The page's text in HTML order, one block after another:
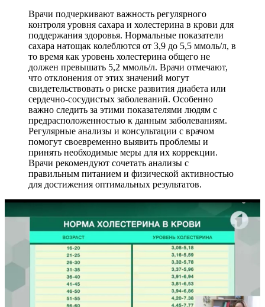
Врачи подчеркивают важность регулярного
контроля уровня сахара и холестерина в крови для
поддержания здоровья. Нормальные показатели
сахара натощак колеблются от 3,9 до 5,5 ммоль/л, в
то время как уровень холестерина общего не
должен превышать 5,2 ммоль/л. Врачи отмечают,
что отклонения от этих значений могут
свидетельствовать о риске развития диабета или
сердечно-сосудистых заболеваний. Особенно
важно следить за этими показателями людям с
предрасположенностью к данным заболеваниям.
Регулярные анализы и консультации с врачом
помогут своевременно выявить проблемы и
принять необходимые меры для их коррекции.
Врачи рекомендуют сочетать анализы с
правильным питанием и физической активностью
для достижения оптимальных результатов.